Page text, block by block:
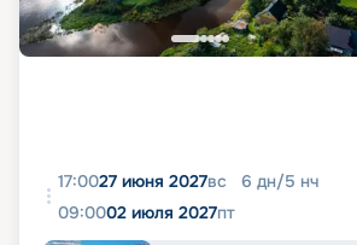
17:0027 июня 2027вс 6 дн/5 нч
09:0002 июля 2027пт